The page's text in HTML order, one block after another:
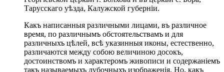
Тарусскаго уѣзда, Калужской губерніи.
Какъ написанныя различными лицами, въ различное
время, по различнымъ обстоятельствамъ и для
различныхъ цѣлей, всѣ указинныя иконы, естественно,
различаются между собою величиною досокъ,
достоинствомъ и характеромъ живописи и содержаніемъ
такъ называемыхъ лубочныхъ изображенія. Но, какъ